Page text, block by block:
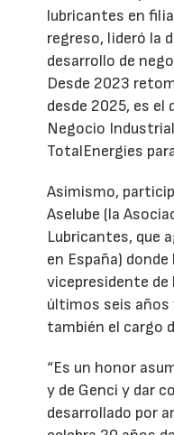
lubricantes en
regreso, lideró la
desarrollo de
Desde 2023
desde 2025, es el
Negocio
TotalEnergies
Asimismo,
Aselube (la
Lubricantes, que
en España)
vicepresidente de
últimos seis
también el cargo
“Es un honor
y de Genci y dar
desarrollado por